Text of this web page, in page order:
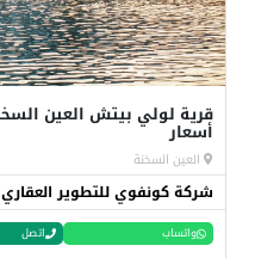
أسعار
العين السخنة
شركة كونفوي للتطوير العقاري Convoy Developments
واتساب اتصل